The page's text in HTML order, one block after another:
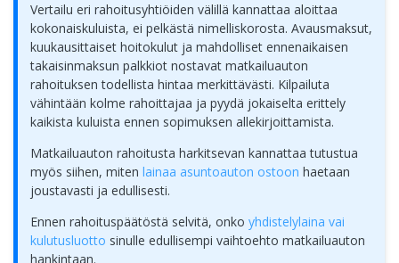
Vertailu eri rahoitusyhtiöiden välillä kannattaa aloittaa
kokonaiskuluista, ei pelkästä nimelliskorosta. Avausmaksut,
kuukausittaiset hoitokulut ja mahdolliset ennenaikaisen
takaisinmaksun palkkiot nostavat matkailuauton
rahoituksen todellista hintaa merkittävästi. Kilpailuta
vähintään kolme rahoittajaa ja pyydä jokaiselta erittely
kaikista kuluista ennen sopimuksen allekirjoittamista.
Matkailuauton rahoitusta harkitsevan kannattaa tutustua
myös siihen, miten lainaa asuntoauton ostoon haetaan
joustavasti ja edullisesti.
Ennen rahoituspäätöstä selvitä, onko yhdistelylaina vai
kulutusluotto sinulle edullisempi vaihtoehto matkailuauton
hankintaan.